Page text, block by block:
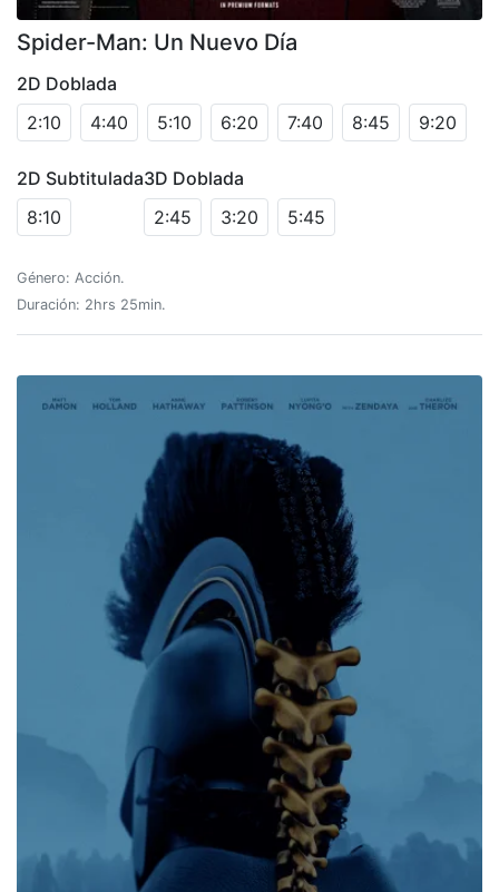
Spider-Man: Un Nuevo Día
2D Doblada
2:10
4:40 5:10 6:20 7:40 8:45 9:20
2D Subtitulada
8:10
3D Doblada
2:45
3:20 5:45
Género: Acción.
Duración: 2hrs 25min.